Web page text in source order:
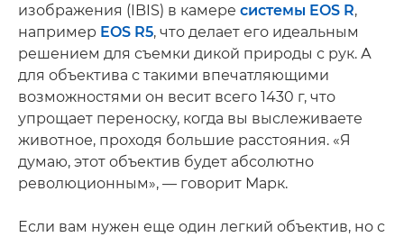
изображения (IBIS) в камере системы EOS R,
например EOS R5, что делает его идеальным
решением для съемки дикой природы с рук. А
для объектива с такими впечатляющими
возможностями он весит всего 1430 г, что
упрощает переноску, когда вы выслеживаете
животное, проходя большие расстояния. «Я
думаю, этот объектив будет абсолютно
революционным», — говорит Марк.
Если вам нужен еще один легкий объектив, но с